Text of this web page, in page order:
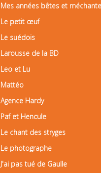
Mes années bêtes et
Le petit œuf
Le suédois
Larousse de la BD
Leo et Lu
Mattéo
Agence Hardy
Paf et Hencule
Le chant des stryges
Le photographe
J'ai pas tué de Gaulle